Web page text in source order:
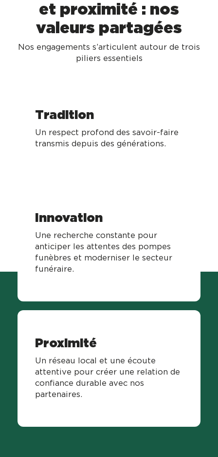
et proximité : nos
valeurs partagées
Nos engagements s’articulent autour de trois
piliers essentiels
Tradition
Un respect profond des savoir-faire
transmis depuis des générations.
Innovation
Une recherche constante pour
anticiper les attentes des pompes
funèbres et moderniser le secteur
funéraire.
Proximité
Un réseau local et une écoute
attentive pour créer une relation de
confiance durable avec nos
partenaires.